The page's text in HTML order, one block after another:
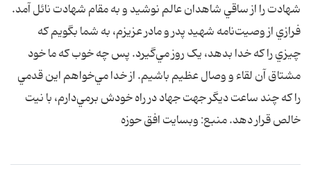
شهادت را از ساقي شاهدان عالم نوشيد و به مقام شهادت نائل آمد.
فرازي از وصيت‌نامه شهيد پدر و مادر عزيزم، به شما بگويم که
چيزي را که خدا بدهد، يک روز مي‌گيرد. پس چه خوب که ما خود
مشتاق آن لقاء و وصال عظيم باشيم. از خدا مي‌خواهم اين قدمي
را که چند ساعت ديگر جهت جهاد در راه خودش برمي‌دارم، ‌با نيت
خالص قرار دهد. منبع: وبسایت افق حوزه